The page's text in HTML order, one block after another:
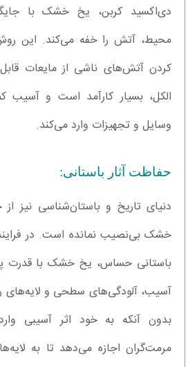
دی‌اکسید کربن، یخ خشک با
محیط، آتش را خفه می‌کند. این
کردن آتش‌های ناشی از مایعات
الکل، بسیار کارآمد است و
وسایل و تجهیزات وارد می‌کند.
حفاظت آثار باستانی:
دنیای تاریخ و باستان‌شناسی نیز
خشک بی‌نصیب نمانده است. در
باستانی حساس، یخ خشک با قدرت
آسیب، آلودگی‌های سطحی و لایه‌های
بدون آنکه به خود اثر آسیبی
مرمت‌گران اجازه می‌دهد تا به